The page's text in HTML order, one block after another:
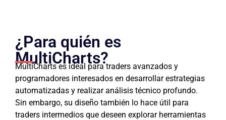
¿Para quién es
MultiCharts?
MultiCharts es ideal para traders avanzados y
programadores interesados en desarrollar estrategias
automatizadas y realizar análisis técnico profundo.
Sin embargo, su diseño también lo hace útil para
traders intermedios que deseen explorar herramientas